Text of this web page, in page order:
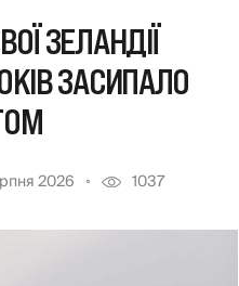
ЗЕЛАНДІЇ
ЗАСИПАЛО
2026 1037